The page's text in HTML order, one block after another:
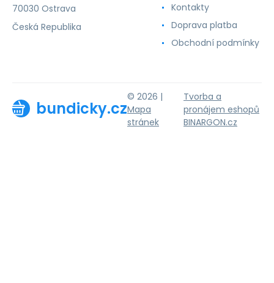
70030 Ostrava
Česká Republika
Kontakty
Doprava platba
Obchodní podmínky
bundicky.cz
© 2026 |
Mapa
stránek
Tvorba a
pronájem eshopů
BINARGON.cz